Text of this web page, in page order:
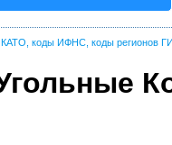
коды ИФНС, коды регионов